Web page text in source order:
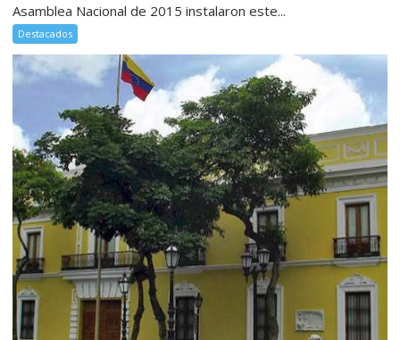
Asamblea Nacional de 2015 instalaron este...
Destacados